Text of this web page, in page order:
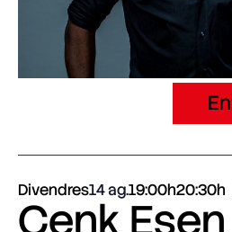
Divendres14 ag.19:00h20:30h
Cenk Esen